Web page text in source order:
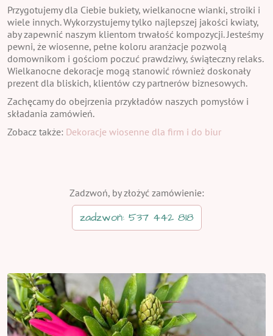
Przygotujemy dla Ciebie bukiety, wielkanocne wianki, stroiki i
wiele innych. Wykorzystujemy tylko najlepszej jakości kwiaty,
aby zapewnić naszym klientom trwałość kompozycji. Jesteśmy
pewni, że wiosenne, pełne koloru aranżacje pozwolą
domownikom i gościom poczuć prawdziwy, świąteczny relaks.
Wielkanocne dekoracje mogą stanowić również doskonały
prezent dla bliskich, klientów czy partnerów biznesowych.
Zachęcamy do obejrzenia przykładów naszych pomysłów i
składania zamówień.
Zobacz także: Dekoracje wiosenne dla firm i do biur
Zadzwoń, by złożyć zamówienie:
zadzwoń: 537 442 818